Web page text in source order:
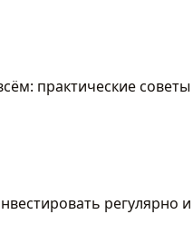
практические советы
регулярно и